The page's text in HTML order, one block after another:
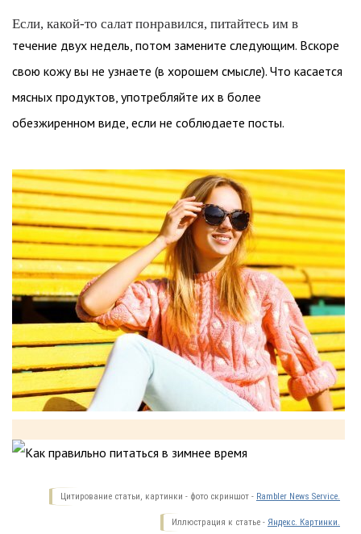
Если, какой-то салат понравился, питайтесь им в
течение двух недель, потом замените следующим. Вскоре
свою кожу вы не узнаете (в хорошем смысле). Что касается
мясных продуктов, употребляйте их в более
обезжиренном виде, если не соблюдаете посты.
Цитирование статьи, картинки - фото скриншот - Rambler News Service.
Иллюстрация к статье - Яндекс. Картинки.